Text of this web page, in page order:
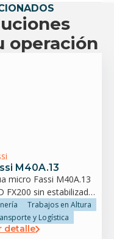
operación
M40A.13
micro Fassi M40A.13
FX200 sin estabilizador
Trabajos en Altura
y Logística
detalle